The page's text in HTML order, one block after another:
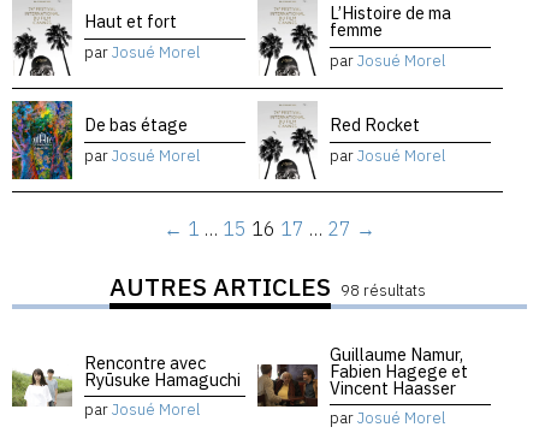
Haut et fort
parJosué Morel
L’Histoire de ma
femme
parJosué Morel
De bas étage
parJosué Morel
Red Rocket
parJosué Morel
← 1 … 15 16 17 … 27 →
AUTRES ARTICLES 98 résultats
Rencontre avec
Ryūsuke Hamaguchi
parJosué Morel
Guillaume Namur,
Fabien Hagege et
Vincent Haasser
parJosué Morel